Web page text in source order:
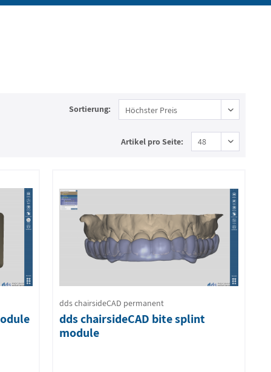
Sortierung:
Artikel pro Seite:
dds chairsideCAD permanent
dds chairsideCAD bite splint
module